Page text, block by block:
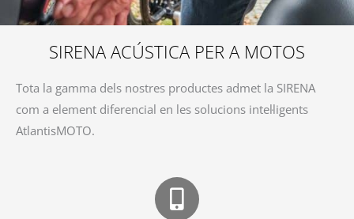
SIRENA ACÚSTICA PER A MOTOS
Tota la gamma dels nostres productes admet la SIRENA
com a element diferencial en les solucions intel·ligents
AtlantisMOTO.